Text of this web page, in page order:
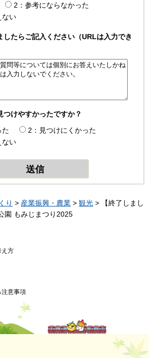
2：参考にならなかった
ない
したらご記入ください（URLは入力でき
けやすかったですか？
た
2：見つけにくかった
ない
り > 産業振興・農業 > 観光 > 【終了しまし
園 もみじまつり2025
え方
注意事項